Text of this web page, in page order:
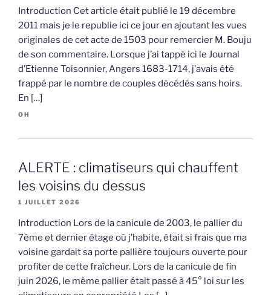
Introduction Cet article était publié le 19 décembre
2011 mais je le republie ici ce jour en ajoutant les vues
originales de cet acte de 1503 pour remercier M. Bouju
de son commentaire. Lorsque j’ai tappé ici le Journal
d’Etienne Toisonnier, Angers 1683-1714, j’avais été
frappé par le nombre de couples décédés sans hoirs.
En […]
OH
ALERTE : climatiseurs qui chauffent
les voisins du dessus
1 JUILLET 2026
Introduction Lors de la canicule de 2003, le pallier du
7ème et dernier étage où j’habite, était si frais que ma
voisine gardait sa porte pallière toujours ouverte pour
profiter de cette fraîcheur. Lors de la canicule de fin
juin 2026, le même pallier était passé à 45° loi sur les